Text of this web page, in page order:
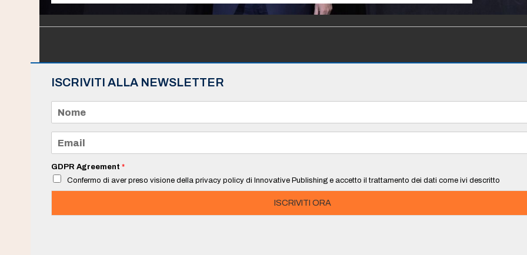
ISCRIVITI ALLA NEWSLETTER
m
e
a
i
*
GDPR Agreement *
Confermo di aver preso visione della privacy policy di Innovative Publishing e accetto il trattamento dei dati come ivi descritto
ISCRIVITI ORA